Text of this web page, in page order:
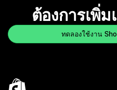
ต้องการเพิ่
ทดลองใช้งาน